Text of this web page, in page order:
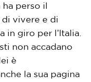
perso il
di vivere e di
in giro per l’Italia.
non accadano
è
la sua pagina